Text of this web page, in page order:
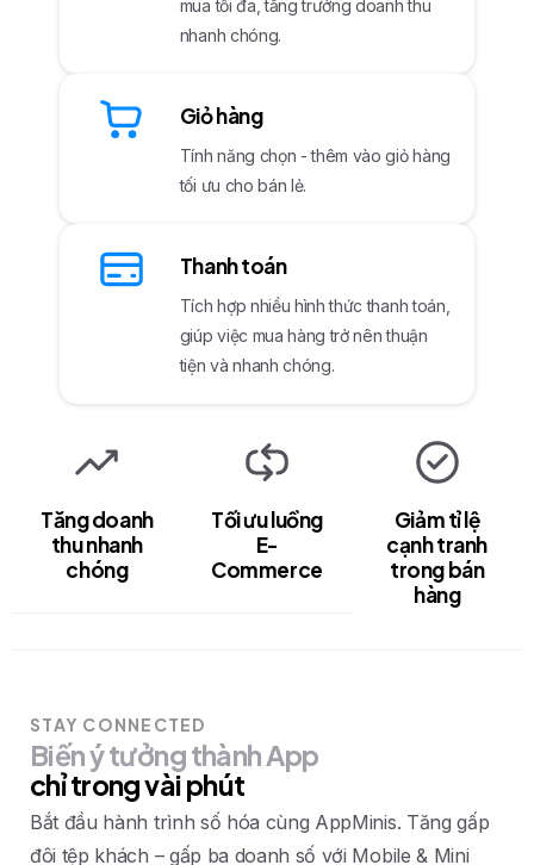
mua tối đa, tăng trưởng doanh thu
nhanh chóng.
Giỏ hàng
Tính năng chọn - thêm vào giỏ hàng
tối ưu cho bán lẻ.
Thanh toán
Tích hợp nhiều hình thức thanh toán,
giúp việc mua hàng trở nên thuận
tiện và nhanh chóng.
Tăng doanh
thu nhanh
chóng
Tối ưu luồng
E-
Commerce
Giảm tỉ lệ
cạnh tranh
trong bán
hàng
STAY CONNECTED
BiếnýtưởngthànhApp
chỉtrongvàiphút
Bắt đầu hành trình số hóa cùng AppMinis. Tăng gấp
đôi tệp khách – gấp ba doanh số với Mobile & Mini